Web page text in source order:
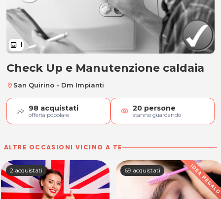
image 1
Check Up e Manutenzione
Check Up e Manutenzione caldaia
location_on San Quirino - Dm Impianti
98 acquistati
offerta popolare visibility 20 persone
stanno guardando
ALTRE OCCASIONI VICINO A TE
2 acquistati 69 acquistati